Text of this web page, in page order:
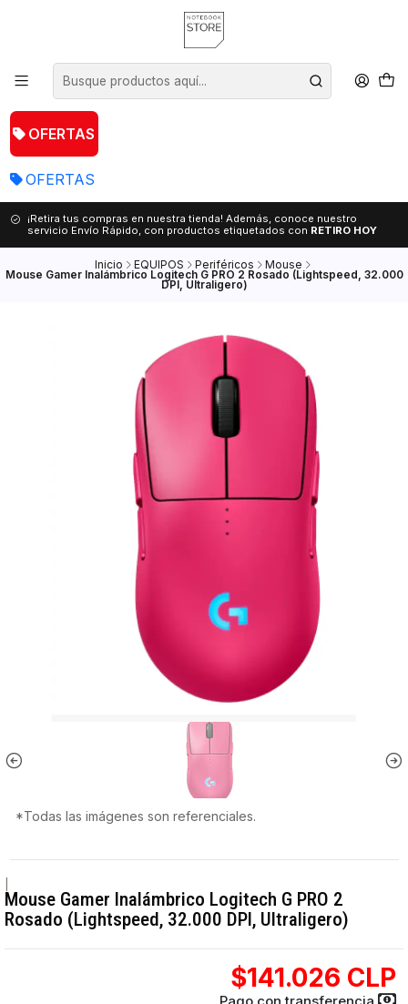
OFERTAS
OFERTAS
¡Retira tus compras en nuestra tienda! Además, conoce nuestro
servicio Envío Rápido, con productos etiquetados con RETIRO HOY
Inicio EQUIPOS Periféricos Mouse
Mouse Gamer Inalámbrico Logitech G PRO 2 Rosado (Lightspeed, 32.000
DPI, Ultraligero)
*Todas las imágenes son referenciales.
Mouse Gamer Inalámbrico Logitech G PRO 2
Rosado (Lightspeed, 32.000 DPI, Ultraligero)
$141.026 CLP